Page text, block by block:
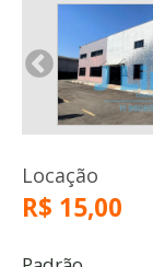
Locação
R$ 15,00